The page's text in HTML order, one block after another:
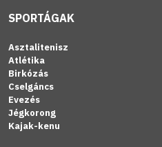
SPORTÁGAK
Asztalitenisz
Atlétika
Birkózás
Cselgáncs
Evezés
Jégkorong
Kajak-kenu